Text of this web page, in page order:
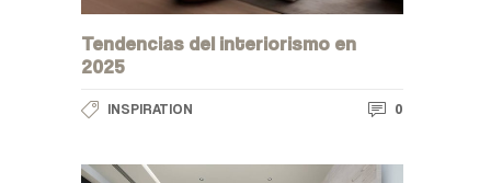
Tendencias del interiorismo en
2025
INSPIRATION 0